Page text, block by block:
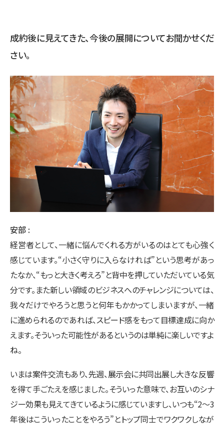
成約後に見えてきた、今後の展開についてお聞かせくだ
さい。
安部
経営者として、一緒に悩んでくれる方がいるのはとても心強く
感じています。“小さく守りに入らなければ”という思考があっ
たなか、“もっと大きく考えろ”と背中を押していただいている気
分です。また新しい領域のビジネスへのチャレンジについては、
我々だけでやろうと思うと何年もかかってしまいますが、一緒
に進められるのであれば、スピード感をもって目標達成に向か
えます。そういった可能性があるというのは単純に楽しいですよ
ね。
いまは案件交流もあり、先週、展示会に共同出展し大きな反響
を得て手ごたえを感じました。そういった意味で、お互いのシナ
ジー効果も見えてきているように感じていますし、いつも“2～3
年後はこういったことをやろう”とトップ同士でワクワクしなが